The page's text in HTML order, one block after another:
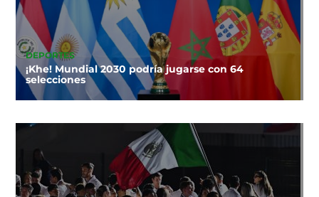
DEPORTES
¡Khe! Mundial 2030 podría jugarse con 64
selecciones